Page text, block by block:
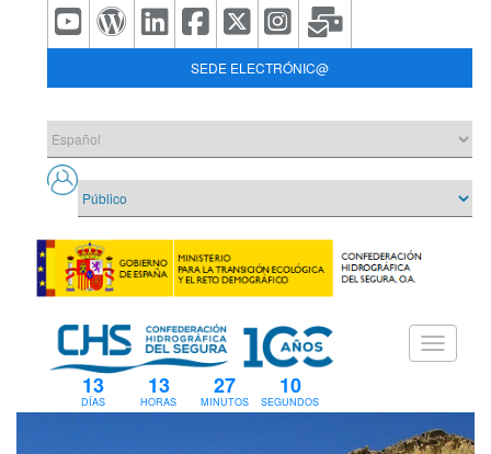
SEDE ELECTRÓNIC@
13
DÍAS
13
HORAS
27
MINUTOS
9
SEGUNDOS